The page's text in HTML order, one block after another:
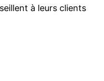
à leurs clients